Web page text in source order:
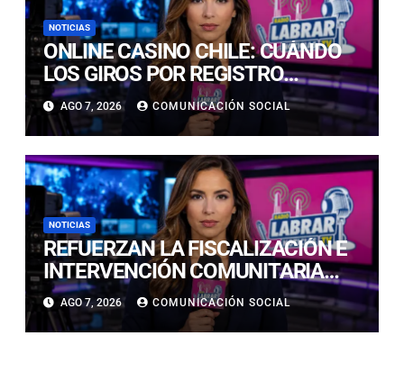
NOTICIAS
ONLINE CASINO CHILE: CUÁNDO
LOS GIROS POR REGISTRO
REALMENTE SIRVEN
AGO 7, 2026 COMUNICACIÓN SOCIAL
NOTICIAS
REFUERZAN LA FISCALIZACIÓN E
INTERVENCIÓN COMUNITARIA
CON OPERATIVO CONJUNTO EN
CALDERA
AGO 7, 2026 COMUNICACIÓN SOCIAL